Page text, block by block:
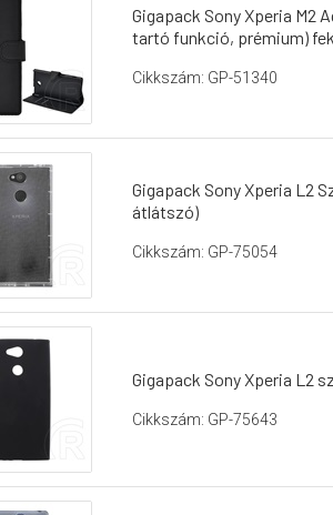
Gigapack Sony Xperia M2
tartó funkció, prémium)
Cikkszám: GP-51340
Gigapack Sony Xperia L2
átlátszó)
Cikkszám: GP-75054
Gigapack Sony Xperia L2
Cikkszám: GP-75643